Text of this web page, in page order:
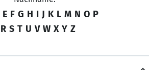
E F G H I J K L M N O P
R S T U V W X Y Z